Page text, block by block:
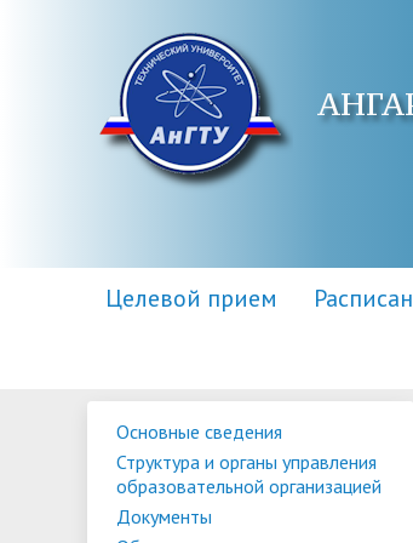
Целевой прием
Основные сведения
Контакты
Научная библиотека
Приемная комиссия
Для поступающих инвалидов
Основные сведения
Структура и органы управления
образовательной организацией
Документы